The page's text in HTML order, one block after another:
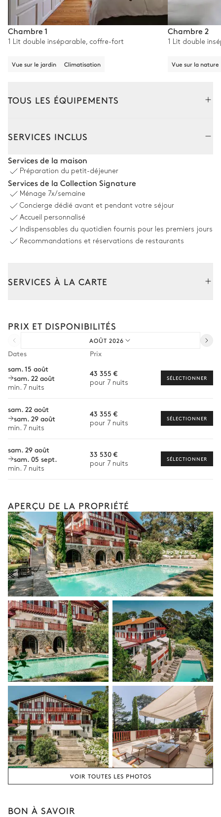
Chambre 1
1 Lit double inséparable, coffre-fort
Vue sur le jardin Climatisation
Chambre 2
1 Lit double
Vue sur la nature
TOUS LES ÉQUIPEMENTS
Vue sur la nature
Piscine
Chauffable · Au chlore
Jardin
Table
14 places
SERVICES INCLUS
Services de la maison
Préparation du petit-déjeuner
Services de la Collection Signature
Ménage 7x/semaine
Concierge dédié avant et pendant votre séjour
Accueil personnalisé
Indispensables du quotidien fournis pour les premiers jours
Recommandations et réservations de restaurants
SERVICES À LA CARTE
Transfert à l'arrivée et au départ
Courses livrées avant l'arrivée
Chef à domicile
Bien-être à domicile
Babysitter
Location de vélo
Location de bateau
Visites guidées et excursions
Visites gastronomiques
Les services et expériences proposés peuvent varier selon la
saison, la destination ou la disponibilité. Notre conciergerie
vous guidera vers les offres disponibles pour votre séjour.
PRIX ET DISPONIBILITÉS
AOÛT 2026
Dates
Prix
sam. 15 août
sam. 22 août
min. 7 nuits
43 355 €
pour 7 nuits
SÉLECTIONNER
sam. 22 août
sam. 29 août
min. 7 nuits
43 355 €
pour 7 nuits
SÉLECTIONNER
sam. 29 août
sam. 05 sept.
min. 7 nuits
33 530 €
pour 7 nuits
SÉLECTIONNER
APERÇU DE LA PROPRIÉTÉ
VOIR TOUTES LES PHOTOS
BON À SAVOIR